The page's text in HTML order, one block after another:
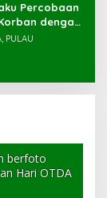
Percobaan
dengan
PULAU
berfoto
Hari OTDA